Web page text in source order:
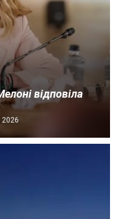
відповіла
2026